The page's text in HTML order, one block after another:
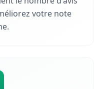
votre note